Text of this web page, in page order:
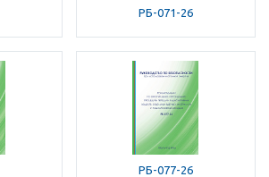
РБ-071-26
РБ-077-26